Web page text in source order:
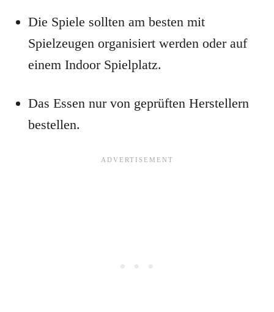
Die Spiele sollten am besten mit
Spielzeugen organisiert werden oder auf
einem Indoor Spielplatz.
Das Essen nur von geprüften Herstellern
bestellen.